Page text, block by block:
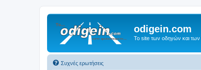
odigein.com
Το site των οδηγών και των
Συχνές ερωτήσεις